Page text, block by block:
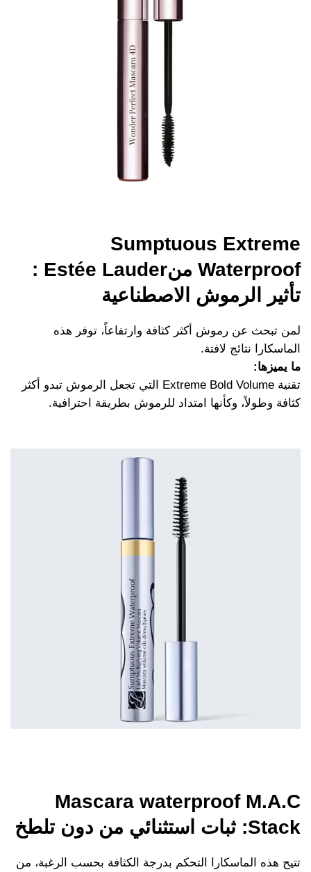
Sumptuous Extreme
Waterproof منEstée Lauder :
تأثير الرموش الاصطناعية
لمن تبحث عن رموش أكثر كثافة وارتفاعاً، توفر هذه
الماسكارا نتائج لافتة.
ما يميزها:
تقنية Extreme Bold Volume التي تجعل الرموش تبدو أكثر
كثافة وطولاً، وكأنها امتداد للرموش بطريقة احترافية.
Mascara waterproof M.A.C
Stack: ثبات استثنائي من دون تلطخ
تتيح هذه الماسكارا التحكم بدرجة الكثافة بحسب الرغبة، من